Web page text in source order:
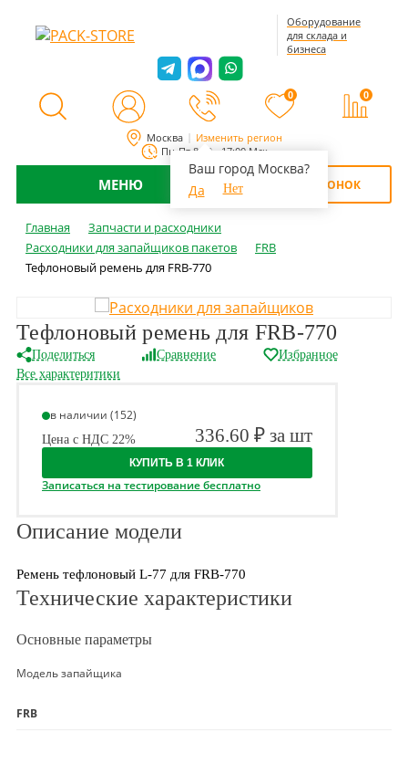
Москва Изменить регион
Ваш город Москва?
Да
Нет
Пн-Пт 8:00 - 17:00 Мск
Оборудование
для склада и
бизнеса
0 0
МЕНЮ ОБРАТНЫЙ ЗВОНОК
Главная
Запчасти и расходники
Расходники для запайщиков пакетов
FRB
Тефлоновый ремень для FRB-770
Тефлоновый ремень для FRB-770
Поделиться Сравнение
Избранное
Все характеритики
в наличии (152)
Цена с НДС 22% 336.60 ₽ за шт
КУПИТЬ В 1 КЛИК
Записаться на тестирование бесплатно
Описание модели
Ремень тефлоновый L-77 для FRB-770
Технические характеристики
Основные параметры
Модель запайщика
FRB